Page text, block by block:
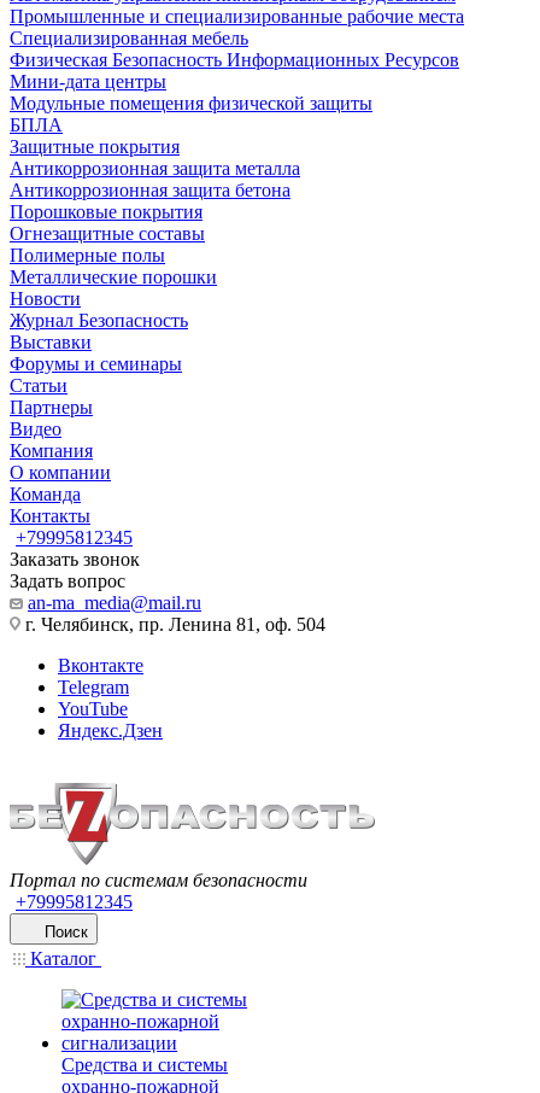
Промышленные и специализированные рабочие места
Специализированная мебель
Физическая Безопасность Информационных Ресурсов
Мини-дата центры
Модульные помещения физической защиты
БПЛА
Защитные покрытия
Антикоррозионная защита металла
Антикоррозионная защита бетона
Порошковые покрытия
Огнезащитные составы
Полимерные полы
Металлические порошки
Новости
Журнал Безопасность
Выставки
Форумы и семинары
Статьи
Партнеры
Видео
Компания
О компании
Команда
Контакты
+79995812345
Заказать звонок
Задать вопрос
an-ma_media@mail.ru
г. Челябинск, пр. Ленина 81, оф. 504
Вконтакте
Telegram
YouTube
Яндекс.Дзен
Портал по системам безопасности
+79995812345
Поиск
Каталог
Средства и системы
охранно-пожарной